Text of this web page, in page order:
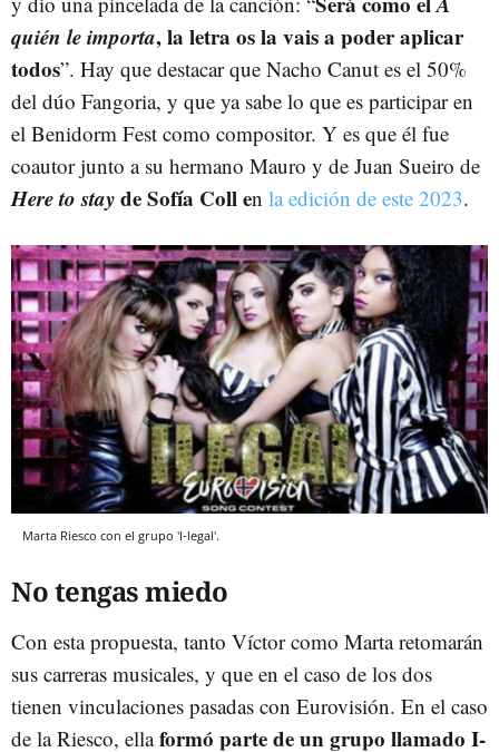
quién le importa, la letra os la vais a poder aplicar
todos”. Hay que destacar que Nacho Canut es el 50%
del dúo Fangoria, y que ya sabe lo que es participar en
el Benidorm Fest como compositor. Y es que él fue
coautor junto a su hermano Mauro y de Juan Sueiro de
Here to stayde Sofía Coll en la edición de este 2023.
Marta Riesco con el grupo 'I-legal'.
No tengas miedo
Con esta propuesta, tanto Víctor como Marta retomarán
sus carreras musicales, y que en el caso de los dos
tienen vinculaciones pasadas con Eurovisión. En el caso
de la Riesco, ellaformó parte de un grupo llamado I-